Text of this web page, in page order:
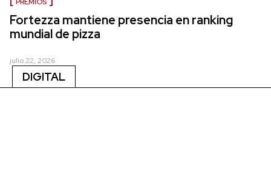
Fortezza mantiene presencia en ranking
mundial de pizza
julio 22, 2026
DIGITAL